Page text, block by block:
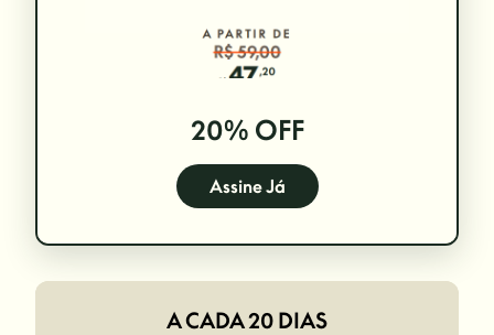
20% OFF
Assine Já
A CADA 20 DIAS